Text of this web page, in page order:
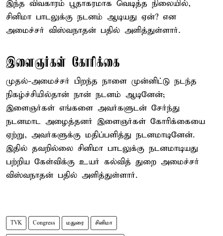
இந்த விவகாரம் பூதாகரமாக வெடித்த நிலையில்,
சினிமா பாடலுக்கு நடனம் ஆடியது ஏன்? என
அமைச்சர் விஸ்வநாதன் பதில் அளித்துள்ளார்.
இளைஞர்கள் கோரிக்கை
முதல்-அமைச்சர் பிறந்த நாளை முன்னிட்டு நடந்த
நிகழ்ச்சியில்தான் நான் நடனம் ஆடினேன்;
இளைஞர்கள் எங்களை அவர்களுடன் சேர்ந்து
நடனமாட அழைத்தனர் இளைஞர்கள் கோரிக்கையை
ஏற்று, அவர்களுக்கு மதிப்பளித்து நடனமாடினேன்.
இதில் தவறில்லை சினிமா பாடலுக்கு நடனமாடியது
பற்றிய கேள்விக்கு உயர் கல்வித் துறை அமைச்சர்
விஸ்வநாதன் பதில் அளித்துள்ளார்.
TVK Congress மதுரை சினிமா